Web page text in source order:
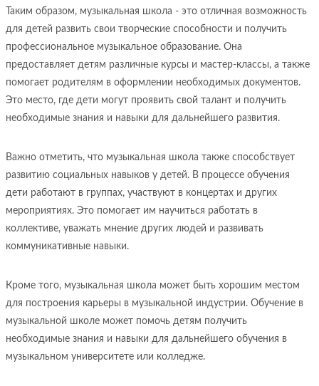
Таким образом, музыкальная школа - это отличная возможность
для детей развить свои творческие способности и получить
профессиональное музыкальное образование. Она
предоставляет детям различные курсы и мастер-классы, а также
помогает родителям в оформлении необходимых документов.
Это место, где дети могут проявить свой талант и получить
необходимые знания и навыки для дальнейшего развития.
Важно отметить, что музыкальная школа также способствует
развитию социальных навыков у детей. В процессе обучения
дети работают в группах, участвуют в концертах и других
мероприятиях. Это помогает им научиться работать в
коллективе, уважать мнение других людей и развивать
коммуникативные навыки.
Кроме того, музыкальная школа может быть хорошим местом
для построения карьеры в музыкальной индустрии. Обучение в
музыкальной школе может помочь детям получить
необходимые знания и навыки для дальнейшего обучения в
музыкальном университете или колледже.